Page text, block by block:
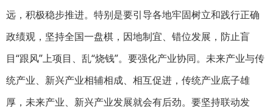
远，积极稳步推进。特别是要引导各地牢固树立和践行正确
政绩观，坚持全国一盘棋，因地制宜、错位发展，防止盲
目“跟风”上项目、乱“烧钱”。要强化产业协同。未来产业与传
统产业、新兴产业相辅相成、相互促进，传统产业底子雄
厚，未来产业、新兴产业发展就会有后劲。要坚持联动发